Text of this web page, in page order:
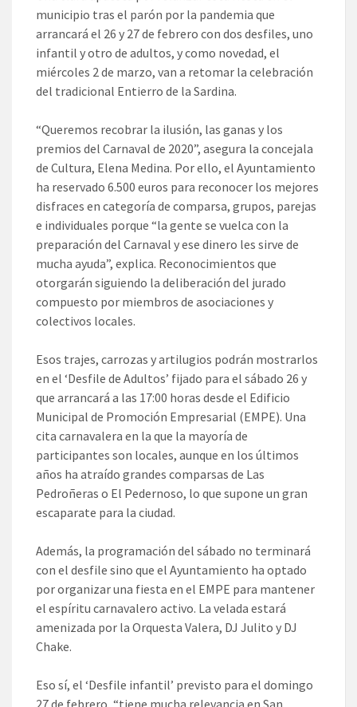
municipio tras el parón por la pandemia que
arrancará el 26 y 27 de febrero con dos desfiles, uno
infantil y otro de adultos, y como novedad, el
miércoles 2 de marzo, van a retomar la celebración
del tradicional Entierro de la Sardina.
“Queremos recobrar la ilusión, las ganas y los
premios del Carnaval de 2020”, asegura la concejala
de Cultura, Elena Medina. Por ello, el Ayuntamiento
ha reservado 6.500 euros para reconocer los mejores
disfraces en categoría de comparsa, grupos, parejas
e individuales porque “la gente se vuelca con la
preparación del Carnaval y ese dinero les sirve de
mucha ayuda”, explica. Reconocimientos que
otorgarán siguiendo la deliberación del jurado
compuesto por miembros de asociaciones y
colectivos locales.
Esos trajes, carrozas y artilugios podrán mostrarlos
en el ‘Desfile de Adultos’ fijado para el sábado 26 y
que arrancará a las 17:00 horas desde el Edificio
Municipal de Promoción Empresarial (EMPE). Una
cita carnavalera en la que la mayoría de
participantes son locales, aunque en los últimos
años ha atraído grandes comparsas de Las
Pedroñeras o El Pedernoso, lo que supone un gran
escaparate para la ciudad.
Además, la programación del sábado no terminará
con el desfile sino que el Ayuntamiento ha optado
por organizar una fiesta en el EMPE para mantener
el espíritu carnavalero activo. La velada estará
amenizada por la Orquesta Valera, DJ Julito y DJ
Chake.
Eso sí, el ‘Desfile infantil’ previsto para el domingo
27 de febrero, “tiene mucha relevancia en San